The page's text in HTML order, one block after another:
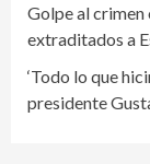
Golpe al
extraditados a
‘Todo lo que
presidente